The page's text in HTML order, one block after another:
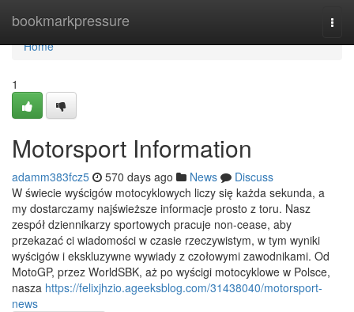
bookmarkpressure
Home
Home
1
Motorsport Information
adamm383fcz5 570 days ago News
Discuss
W świecie wyścigów motocyklowych liczy się każda sekunda, a
my dostarczamy najświeższe informacje prosto z toru. Nasz
zespół dziennikarzy sportowych pracuje non-cease, aby
przekazać ci wiadomości w czasie rzeczywistym, w tym wyniki
wyścigów i ekskluzywne wywiady z czołowymi zawodnikami. Od
MotoGP, przez WorldSBK, aż po wyścigi motocyklowe w Polsce,
nasza https://felixjhzio.ageeksblog.com/31438040/motorsport-
news